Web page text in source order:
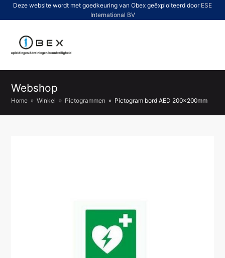
Deze website wordt met goedkeuring van Obex geëxploiteerd door ESE
International BV
Webshop
Home » Winkel » Pictogrammen » Pictogram bord AED 200x200mm